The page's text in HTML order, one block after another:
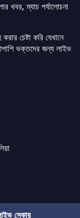
স্কোর
খবর, ম্যাচ পর্যালোচনা
চেষ্টা করি যেখানে
ভক্তদের জন্য লাইভ